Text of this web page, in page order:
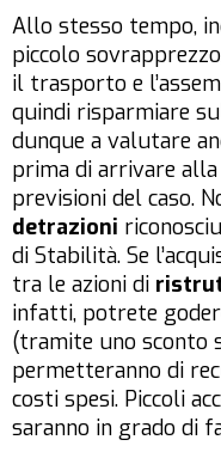
Allo stesso tempo,
piccolo
il trasporto e
quindi risparmiare
dunque a valutare
prima di arrivare
previsioni del caso.
detrazioni
di Stabilità. Se
tra le azioni di
infatti, potrete
(tramite uno sconto
permetteranno di
costi spesi. Piccoli
saranno in grado di